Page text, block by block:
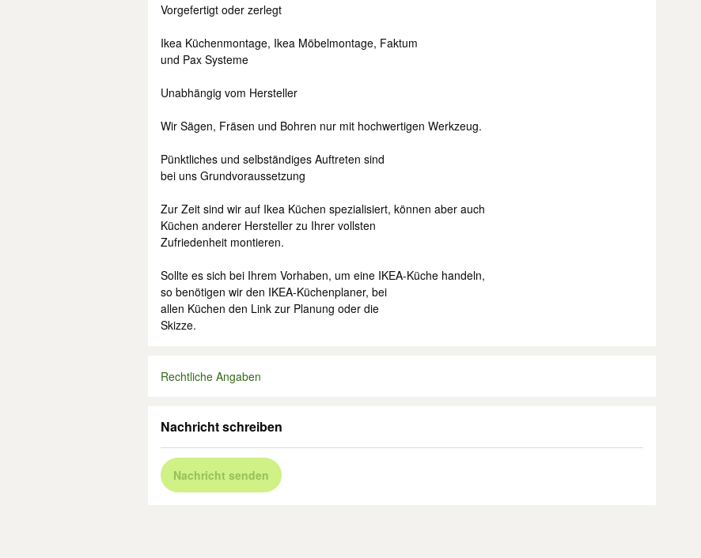
Vorgefertigt oder zerlegt
Ikea Küchenmontage, Ikea Möbelmontage, Faktum
und Pax Systeme
Unabhängig vom Hersteller
Wir Sägen, Fräsen und Bohren nur mit hochwertigen Werkzeug.
Pünktliches und selbständiges Auftreten sind
bei uns Grundvoraussetzung
Zur Zeit sind wir auf Ikea Küchen spezialisiert, können aber auch
Küchen anderer Hersteller zu Ihrer vollsten
Zufriedenheit montieren.
Sollte es sich bei Ihrem Vorhaben, um eine IKEA-Küche handeln,
so benötigen wir den IKEA-Küchenplaner, bei
allen Küchen den Link zur Planung oder die
Skizze.
Rechtliche Angaben
Nachricht schreiben
Nachricht senden